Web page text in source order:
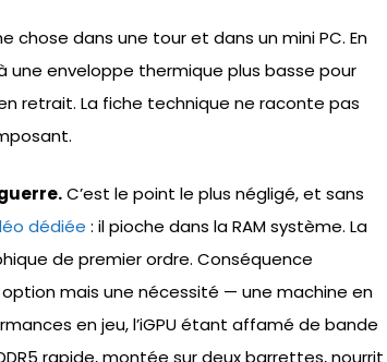
chose dans une tour et dans un mini PC. En
une enveloppe thermique plus basse pour
retrait. La fiche technique ne raconte pas
C’est le point le plus négligé, et sans
dédiée : il pioche dans la RAM système. La
de premier ordre. Conséquence
mais une nécessité — une machine en
en jeu, l’iGPU étant affamé de bande
rapide, montée sur deux barrettes, nourrit